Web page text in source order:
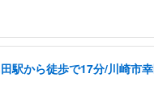
駅から徒歩で17分/川崎市